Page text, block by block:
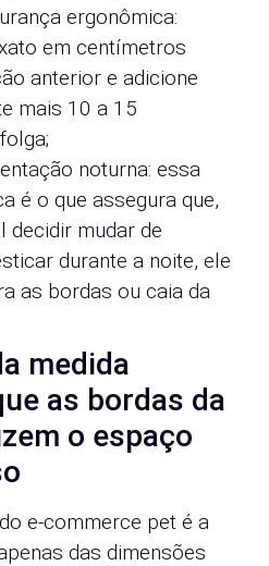
ergonômica:
em centímetros
anterior e adicione
mais 10 a 15
noturna: essa
é o que assegura que,
decidir mudar de
durante a noite, ele
as bordas ou caia da
medida
as bordas da
o espaço
e-commerce pet é a
das dimensões